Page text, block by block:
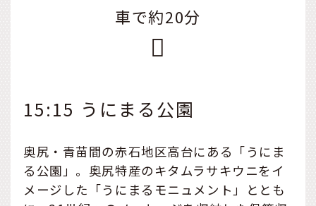
車で約20分
15:15 うにまる公園
奥尻・青苗間の赤石地区高台にある「うにま
る公園」。奥尻特産のキタムラサキウニをイ
メージした「うにまるモニュメント」ととも